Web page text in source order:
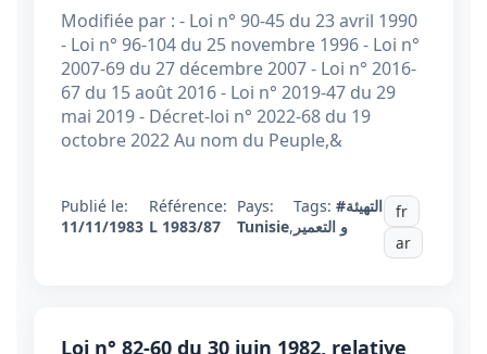
Modifiée par : - Loi n° 90-45 du 23 avril 1990
- Loi n° 96-104 du 25 novembre 1996 - Loi n°
2007-69 du 27 décembre 2007 - Loi n° 2016-
67 du 15 août 2016 - Loi n° 2019-47 du 29
mai 2019 - Décret-loi n° 2022-68 du 19
octobre 2022 Au nom du Peuple,&
Publié le:
11/11/1983
Référence:
L 1983/87
Pays:
Tunisie,
Tags: #التهيئة
و التعمير
fr
ar
Loi n° 82-60 du 30 juin 1982, relative